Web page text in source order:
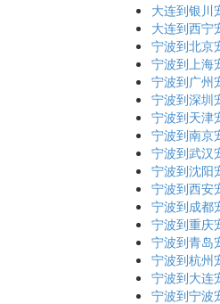
大连到银川
大连到西宁
宁波到北京
宁波到上海
宁波到广州
宁波到深圳
宁波到天津
宁波到南京
宁波到武汉
宁波到沈阳
宁波到西安
宁波到成都
宁波到重庆
宁波到青岛
宁波到杭州
宁波到大连
宁波到宁波